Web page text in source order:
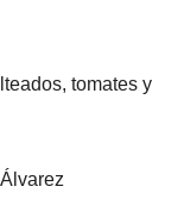
tomates y